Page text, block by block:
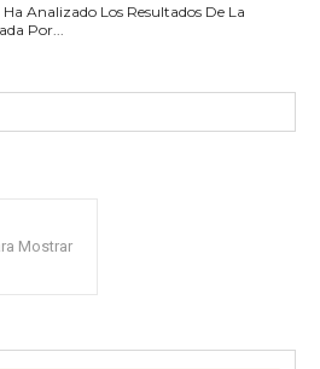
Analizado Los Resultados De La
Por...
Mostrar